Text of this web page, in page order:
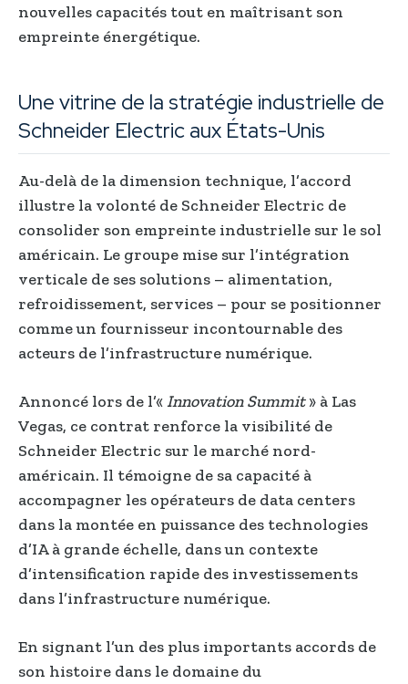
nouvelles capacités tout en maîtrisant son
empreinte énergétique.
Une vitrine de la stratégie industrielle de
Schneider Electric aux États-Unis
Au-delà de la dimension technique, l’accord
illustre la volonté de Schneider Electric de
consolider son empreinte industrielle sur le sol
américain. Le groupe mise sur l’intégration
verticale de ses solutions – alimentation,
refroidissement, services – pour se positionner
comme un fournisseur incontournable des
acteurs de l’infrastructure numérique.
Annoncé lors de l’«Innovation Summit» à Las
Vegas, ce contrat renforce la visibilité de
Schneider Electric sur le marché nord-
américain. Il témoigne de sa capacité à
accompagner les opérateurs de data centers
dans la montée en puissance des technologies
d’IA à grande échelle, dans un contexte
d’intensification rapide des investissements
dans l’infrastructure numérique.
En signant l’un des plus importants accords de
son histoire dans le domaine du